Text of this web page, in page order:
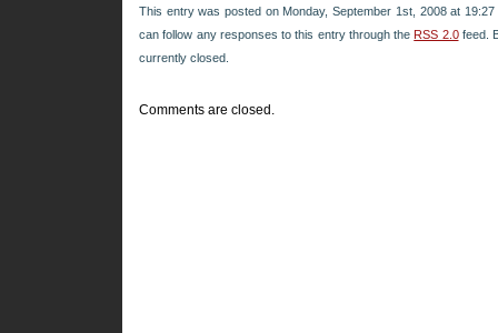
This entry was posted on Monday, September 1st, 2008 at
can follow any responses to this entry through the RSS 2.0feed.
currently closed.
Comments are closed.